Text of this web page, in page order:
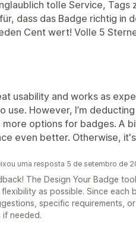
tolle Service, Tags
dass das Badge richtig in
Cent wert! Volle 5
usability and works as
use. However, I’m
options for badges. A
even better. Otherwise,
uma resposta 5 de setembro de
The Design Your Badge
as possible. Since each
specific requirements,
needed.